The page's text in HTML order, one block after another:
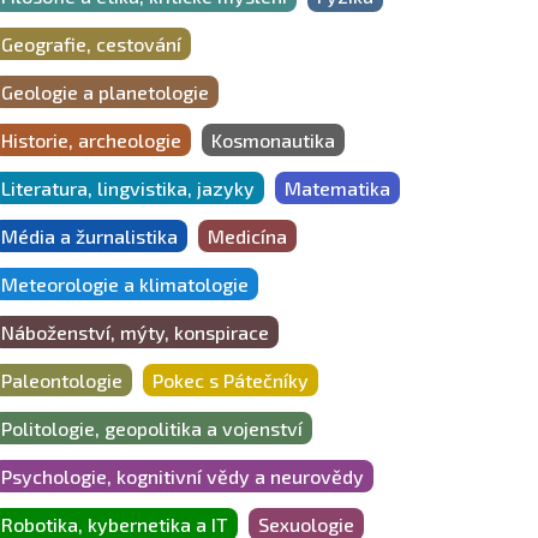
Geografie, cestování
Geologie a planetologie
Historie, archeologie Kosmonautika
Literatura, lingvistika, jazyky Matematika
Média a žurnalistika Medicína
Meteorologie a klimatologie
Náboženství, mýty, konspirace
Paleontologie Pokec s Pátečníky
Politologie, geopolitika a vojenství
Psychologie, kognitivní vědy a neurovědy
Robotika, kybernetika a IT Sexuologie